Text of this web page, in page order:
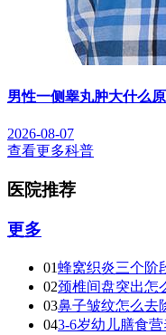
男性一侧睾丸肿大什么
2026-08-07
查看更多科普
医院推荐
更多
01蜂窝织炎三个阶
02颈椎间盘突出怎
03鼻子皱纹怎么去
043-6岁幼儿膳食